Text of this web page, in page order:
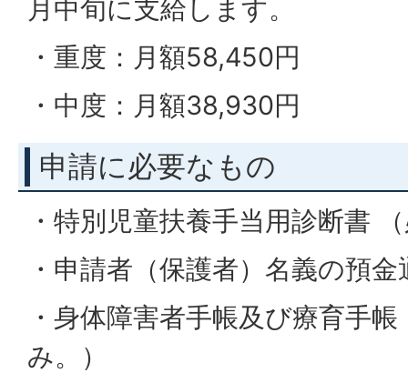
月中旬に支給します。
・重度：月額58,450円
・中度：月額38,930円
申請に必要なもの
・特別児童扶養手当用診断書
・申請者（保護者）名義の預金
・身体障害者手帳及び療育手
み。）